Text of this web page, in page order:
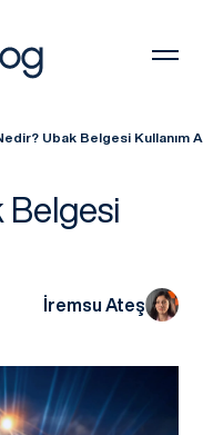
Ubak Belgesi Kullanım
Belgesi
İremsu Ateş